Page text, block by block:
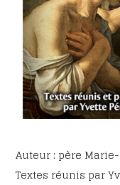
Auteur : père
Textes réunis par